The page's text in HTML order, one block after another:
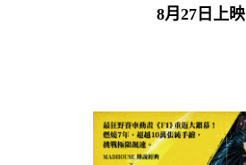
8月27日上映